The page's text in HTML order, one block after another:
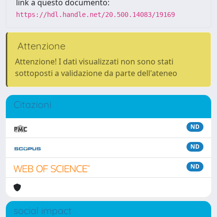
link a questo documento:
https://hdl.handle.net/20.500.14083/19169
Attenzione
Attenzione! I dati visualizzati non sono stati
sottoposti a validazione da parte dell'ateneo
Citazioni
ND
ND
ND
social impact